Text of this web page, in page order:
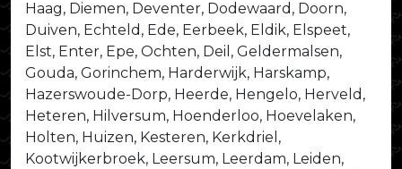
Haag, Diemen, Deventer, Dodewaard, Doorn,
Duiven, Echteld, Ede, Eerbeek, Eldik, Elspeet,
Elst, Enter, Epe, Ochten, Deil, Geldermalsen,
Gouda, Gorinchem, Harderwijk, Harskamp,
Hazerswoude-Dorp, Heerde, Hengelo, Herveld,
Heteren, Hilversum, Hoenderloo, Hoevelaken,
Holten, Huizen, Kesteren, Kerkdriel,
Kootwijkerbroek, Leersum, Leerdam, Leiden,